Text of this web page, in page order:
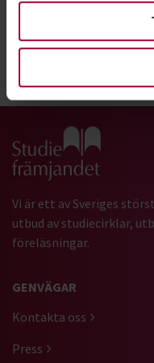
Läs om
Gå till studiefrämjandets
Vi är ett av Sveriges
utbud av studiecirklar,
föreläsningar.
GENVÄGAR
Kontakta oss
Press